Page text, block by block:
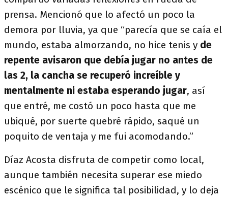
prensa. Mencionó que lo afectó un poco la
demora por lluvia, ya que “parecía que se caía el
mundo, estaba almorzando, no hice tenis y de
repente avisaron que debía jugar no antes de
las 2, la cancha se recuperó increíble y
mentalmente ni estaba esperando jugar, así
que entré, me costó un poco hasta que me
ubiqué, por suerte quebré rápido, saqué un
poquito de ventaja y me fui acomodando.”
Díaz Acosta disfruta de competir como local,
aunque también necesita superar ese miedo
escénico que le significa tal posibilidad, y lo deja